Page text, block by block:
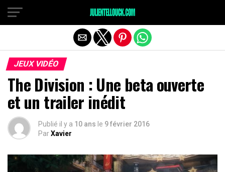
JEUX VIDÉO
The Division : Une beta ouverte
et un trailer inédit
Publié il y a 10 ans le 9 février 2016
ParXavier